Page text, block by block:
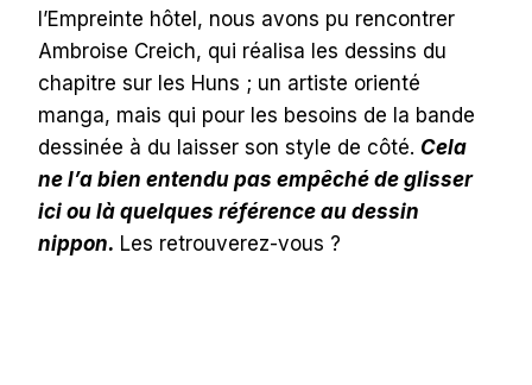
l’Empreinte hôtel, nous avons pu rencontrer
Ambroise Creich, qui réalisa les dessins du
chapitre sur les Huns ; un artiste orienté
manga, mais qui pour les besoins de la bande
dessinée à du laisser son style de côté. Cela
ne l’a bien entendu pas empêché de glisser
ici ou là quelques référence au dessin
nippon. Les retrouverez-vous ?